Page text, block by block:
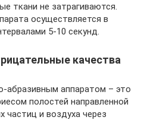
ткани не затрагиваются.
осуществляется в
5-10 секунд.
качества
абразивным аппаратом – это
полостей направленной
частиц и воздуха через